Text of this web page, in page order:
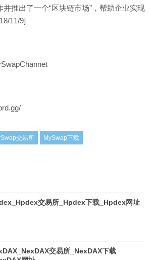
并推出了一个“区块链市场”，帮助企业实现
11/9]
交易所 MySwap下载
交易所_Hpdex下载_Hpdex网址
交易所_NexDAX下载